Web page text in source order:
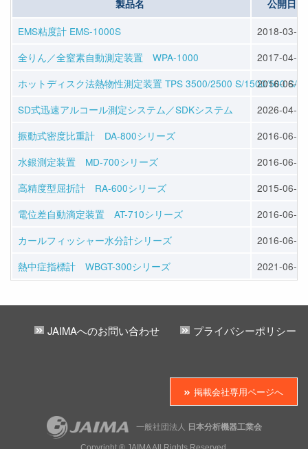
製品名 公開日
EMS粘度計 EMS-1000S
2018-03-23
全りん／全窒素自動測定装置 WPA-1000
2017-04-05
ホットディスク法熱物性測定装置 TPS 3500/2500 S/1500/500 S/
2016-06-01
SD式迅速アルコール測定システム／SDKシステム
2026-04-10
振動式密度比重計 DA-800シリーズ
2016-06-01
水銀測定装置 MD-700シリーズ
2016-06-01
高精度型屈折計 RA-600シリーズ
2015-06-01
電位差自動滴定装置 AT-710シリーズ
2016-06-01
カールフィッシャー水分計シリーズ
2016-06-01
熱中症指標計 WBGT-300シリーズ
2021-06-01
JAIMAへのお問い合わせ プライバシーポリシー
掲載会社専用ページへ
一般社団法人 日本分析機器工業会
Copyright ® JAIMA All Rights Reserved.